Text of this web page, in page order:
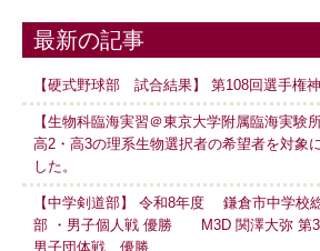
最新の記事
【硬式野球部 試合結果】 第108回選手権
【生物科臨海実習＠東京大学附属臨海実験
高2・高3の理系生物選択者の希望者を対象
した。
【中学剣道部】 令和8年度 鎌倉市中学
部 ・男子個人戦 優勝 M3D 関澤大弥 第
男子団体戦 優勝